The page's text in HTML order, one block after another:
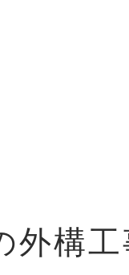
外構